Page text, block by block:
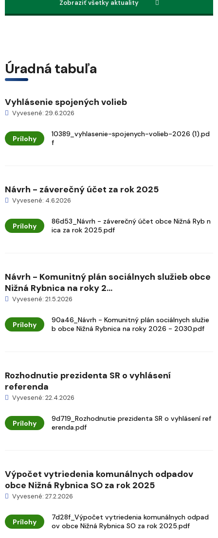
Zobraziť všetky aktuality
Úradná tabuľa
Vyhlásenie spojených volieb
Vyvesené: 29.6.2026
Prílohy
10389_vyhlasenie-spojenych-volieb-2026 (1).pd
f
Návrh - záverečný účet za rok 2025
Vyvesené: 4.6.2026
Prílohy
86d53_Návrh - záverečný účet obce Nižná Ryb n
ica za rok 2025.pdf
Návrh - Komunitný plán sociálnych služieb obce
Nižná Rybnica na roky 2...
Vyvesené: 21.5.2026
Prílohy
90a46_Návrh - Komunitný plán sociálnych služie
b obce Nižná Rybnica na roky 2026 - 2030.pdf
Rozhodnutie prezidenta SR o vyhlásení
referenda
Vyvesené: 22.4.2026
Prílohy
9d719_Rozhodnutie prezidenta SR o vyhlásení ref
erenda.pdf
Výpočet vytriedenia komunálnych odpadov
obce Nižná Rybnica SO za rok 2025
Vyvesené: 27.2.2026
Prílohy
7d28f_Výpočet vytriedenia komunálnych odpad
ov obce Nižná Rybnica SO za rok 2025.pdf